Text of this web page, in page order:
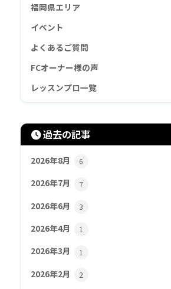
福岡県エリア
イベント
よくあるご質問
FCオーナー様の声
レッスンプロ一覧
過去の記事
2026年8月 6
2026年7月 7
2026年6月 3
2026年4月 1
2026年3月 1
2026年2月 2